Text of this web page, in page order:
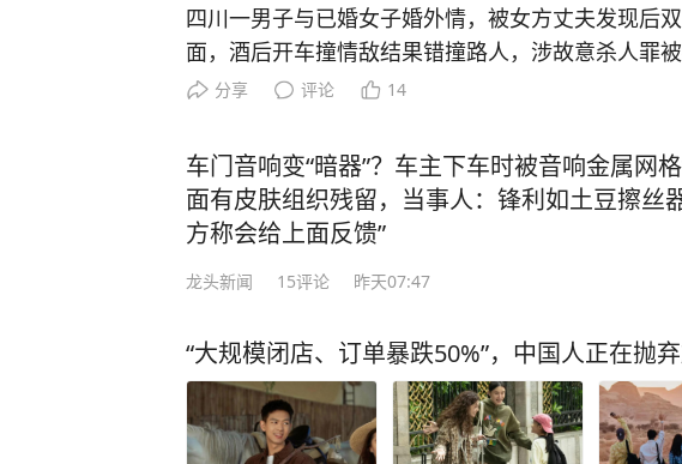
四川一男子与已婚女子婚外情，被女方丈夫发现后
面，酒后开车撞情敌结果错撞路人，涉故意杀人罪
刑十三年 四川兴文县午夜时分曾发生一起车祸，一男
名）主动向警方投案，说自己酒后“不知道怎么就撞到
然而，民警仔细查看现场监控发现，龚豪开车前把
隆轰隆响，启动车辆后迅速提速，撞人前明显打了
进去撞人后再绕出来，有很强的目的性。警方还在行
中发现，事故发生前，龚豪曾与一人通话，双方约
晚，钱云先与其丈夫雷谦（化名）参加亲戚聚会，
和龚豪一行人去KTV唱歌。娱乐结束后，钱云给丈
话，让他来接自己。龚豪因为没有钱结账，逃单跑
赶来的雷谦结了账。恰好在此时，龚豪给钱云打来
分享 评论 14
车门音响变“暗器”？车主下车时被音响金属网
面有皮肤组织残留，当事人：锋利如土豆擦丝
方称会给上面反馈”
龙头新闻 15评论 昨天07:47
“大规模闭店、订单暴跌50%”，中国人正在抛弃